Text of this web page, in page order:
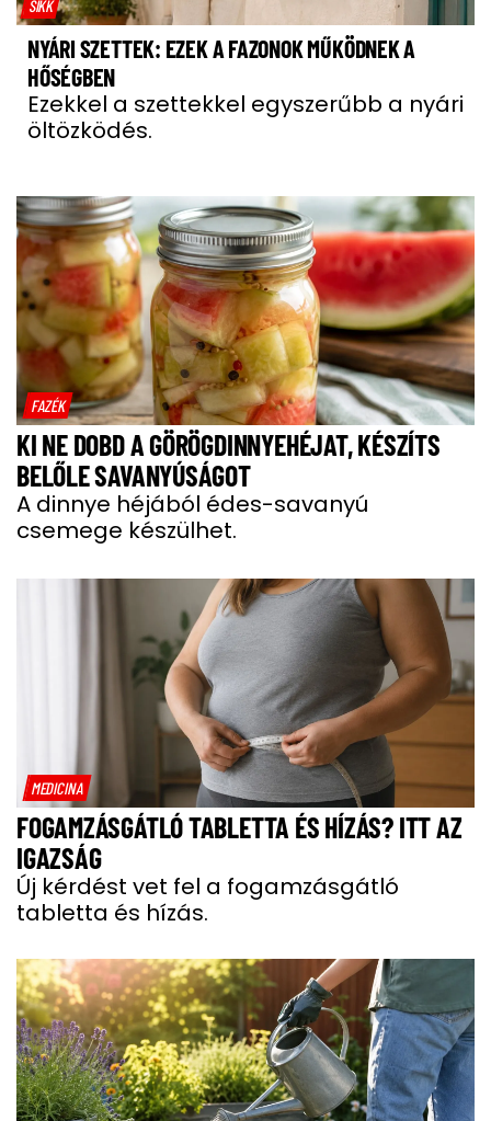
SIKK
NYÁRI SZETTEK: EZEK A FAZONOK MŰKÖDNEK A
HŐSÉGBEN
Ezekkel a szettekkel egyszerűbb a nyári
öltözködés.
FAZÉK
KI NE DOBD A GÖRÖGDINNYEHÉJAT, KÉSZÍTS
BELŐLE SAVANYÚSÁGOT
A dinnye héjából édes-savanyú
csemege készülhet.
MEDICINA
FOGAMZÁSGÁTLÓ TABLETTA ÉS HÍZÁS? ITT AZ
IGAZSÁG
Új kérdést vet fel a fogamzásgátló
tabletta és hízás.